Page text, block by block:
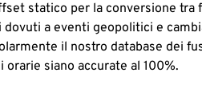
statico per la conversione tra
a eventi geopolitici e
il nostro database dei
siano accurate al 100%.